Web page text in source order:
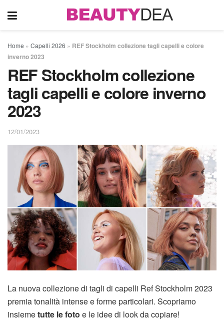
Home » Capelli 2026 » REF Stockholm collezione tagli capelli e colore
inverno 2023
REF Stockholm collezione
tagli capelli e colore inverno
2023
12/01/2023
La nuova collezione di tagli di capelli Ref Stockholm 2023
premia tonalità intense e forme particolari. Scopriamo
insiemetutte le foto e le idee di look da copiare!